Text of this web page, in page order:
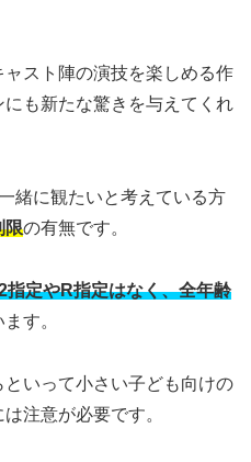
スト陣の演技を楽しめる作
も新たな驚きを与えてくれ
緒に観たいと考えている方
限の有無です。
指定やR指定はなく、全年齢
す。
いって小さい子ども向けの
注意が必要です。